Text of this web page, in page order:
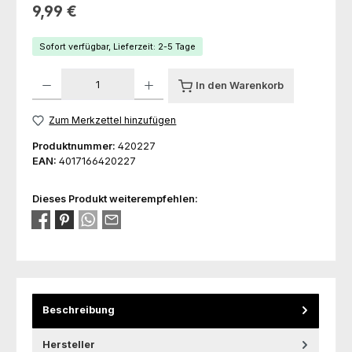
Regulärer Preis:
9,99 €
Sofort verfügbar, Lieferzeit: 2-5 Tage
In den Warenkorb
Zum Merkzettel hinzufügen
Produktnummer: 420227
EAN: 4017166420227
Dieses Produkt weiterempfehlen:
Beschreibung
Hersteller